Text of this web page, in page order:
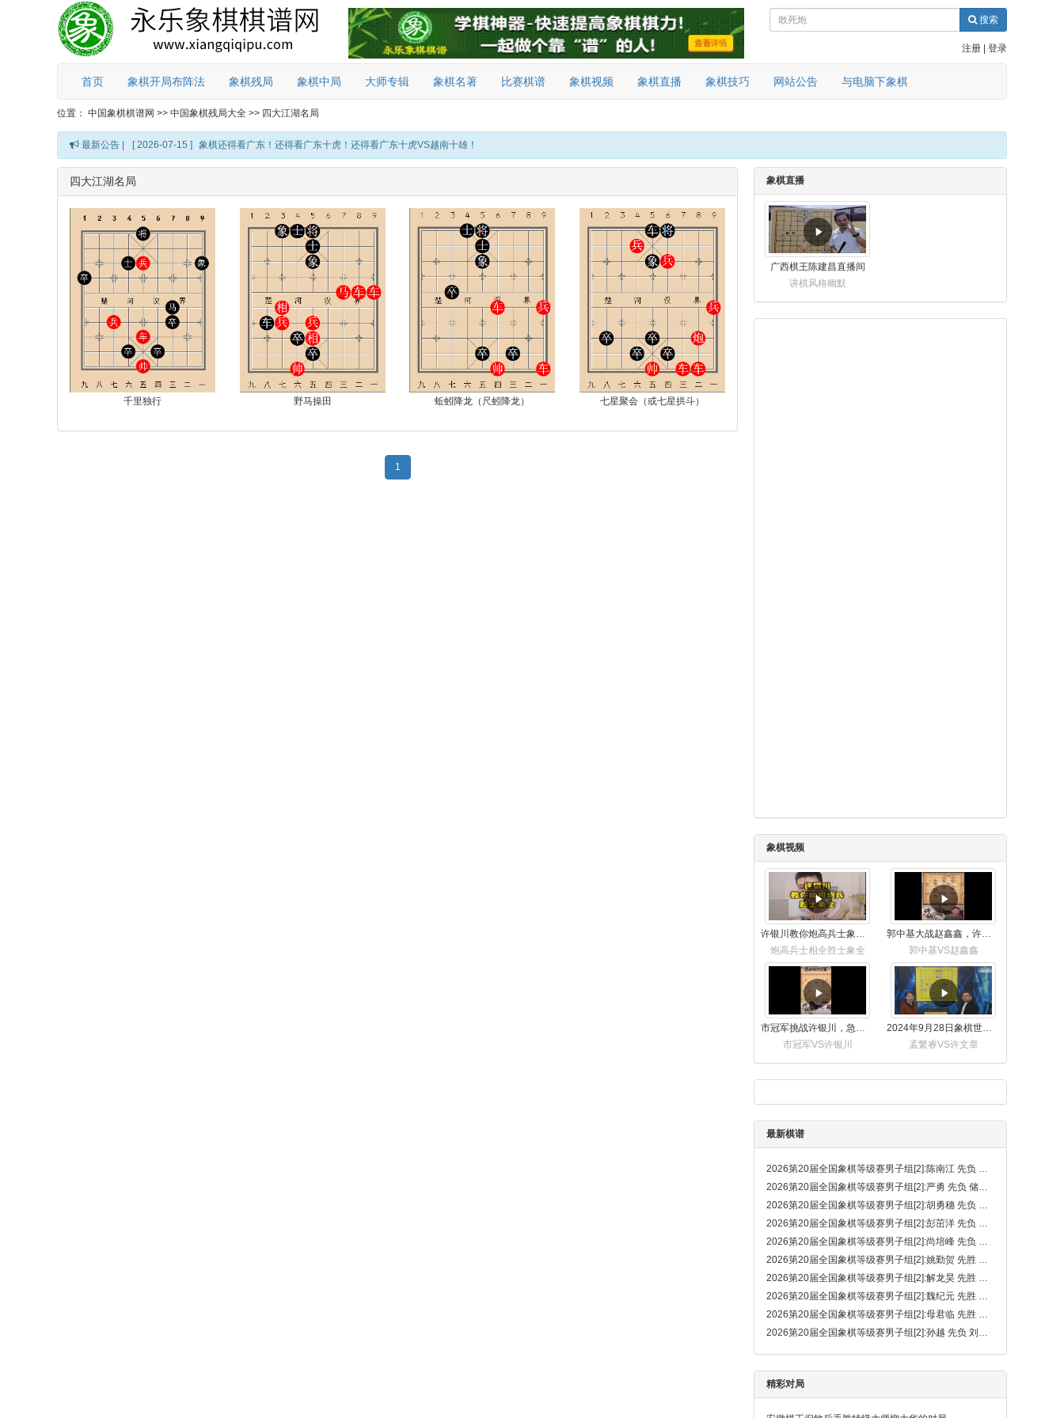
搜索
注册 登录
首页 象棋开局布阵法 象棋残局 象棋中局 大师专辑 象棋名著 比赛棋谱 象棋视频 象棋直播 象棋技巧 网站公告 与电脑下象棋
位置： 中国象棋棋谱网 >> 中国象棋残局大全 >> 四大江湖名局
最新公告 | [ 2026-07-15 ] 象棋还得看广东！还得看广东十虎！还得看广东十虎VS越南十雄！
四大江湖名局
千里独行 野马操田 蚯蚓降龙（尺蚓降龙） 七星聚会（或七星拱斗）
1
象棋直播
广西棋王陈建昌直播间
讲棋风格幽默
象棋视频
许银川教你炮高兵士象全如何赢士象全，简单四步即可
炮高兵士相全胜士象全
郭中基大战赵鑫鑫，许银川激情讲解
郭中基VS赵鑫鑫
市冠军挑战许银川，急进中兵变化真激烈！
市冠军VS许银川
2024年9月28日象棋世界栏目，刘君、蒋川讲解了第九届杨官璘杯象棋公开赛孟繁睿与许文章的对局
孟繁睿VS许文章
最新棋谱
2026第20届全国象棋等级赛男子组[2]:陈南江 先负 宛龙
2026第20届全国象棋等级赛男子组[2]:严勇 先负 储般若
2026第20届全国象棋等级赛男子组[2]:胡勇穗 先负 梁雅让
2026第20届全国象棋等级赛男子组[2]:彭茁洋 先负 周开薪
2026第20届全国象棋等级赛男子组[2]:尚培峰 先负 郑奕宸
2026第20届全国象棋等级赛男子组[2]:姚勤贺 先胜 徐腾飞（卒底炮弃马局）
2026第20届全国象棋等级赛男子组[2]:解龙昊 先胜 张策
2026第20届全国象棋等级赛男子组[2]:魏纪元 先胜 刘京
2026第20届全国象棋等级赛男子组[2]:母君临 先胜 陈奕良
2026第20届全国象棋等级赛男子组[2]:孙越 先负 刘泉（金钩炮）
精彩对局